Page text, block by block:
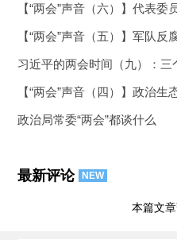
【“两会”声音（六）】代表委
【“两会”声音（五）】军队反
习近平的两会时间（九）：三
【“两会”声音（四）】政治生
政治局常委“两会”都谈什么
最新评论 NEW
本篇文